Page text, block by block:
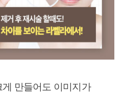
만들어도 이미지가